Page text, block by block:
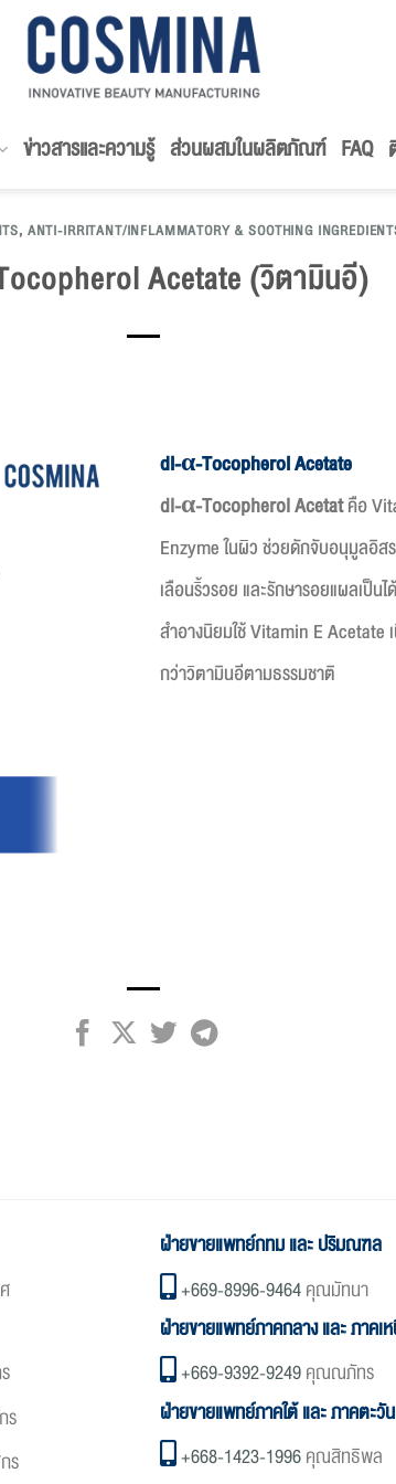
ข่าวสารและความรู้ ส่วนผสมในผลิตภัณฑ์ FAQ
, ANTI-IRRITANT/INFLAMMATORY & SOOTHING
Acetate (วิตามินอี)
dl-α-Tocopherol Acetate
dl-α-Tocopherol Acetatคือ
Enzyme ในผิว ช่วยดักจับอนุมูลอิส
เลือนริ้วรอย และรักษารอยแผลเป็น
สำอางนิยมใช้ Vitamin E Acetate
กว่าวิตามินอีตามธรรมชาติ
ร
ร
ฝ่ายขายแพทย์กทม และ ปริมณฑล
+669-8996-9464คุณมัทนา
ฝ่ายขายแพทย์ภาคกลาง และ ภาคเ
+669-9392-9249คุณณภัทร
ฝ่ายขายแพทย์ภาคใต้ และ ภาคตะวั
+668-1423-1996คุณสิทธิพล